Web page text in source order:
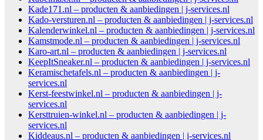
Kade171.nl – producten & aanbiedingen | j-services.nl
Kado-versturen.nl – producten & aanbiedingen | j-services.nl
Kalenderwinkel.nl – producten & aanbiedingen | j-services.nl
Kamstmode.nl – producten & aanbiedingen | j-services.nl
Karo-art.nl – producten & aanbiedingen | j-services.nl
KeepItSneaker.nl – producten & aanbiedingen | j-services.nl
Keramischetafels.nl – producten & aanbiedingen | j-
services.nl
Kerst-feestwinkel.nl – producten & aanbiedingen | j-
services.nl
Kersttruien-winkel.nl – producten & aanbiedingen | j-
services.nl
Kiddeaus.nl – producten & aanbiedingen | j-services.nl